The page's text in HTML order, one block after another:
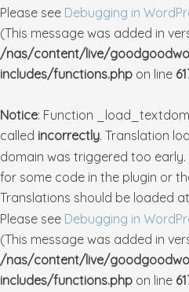
Please see Debugging in
(This message was added in
/nas/content/live/
includes/functions.php on line
Notice: Function
called incorrectly. Translation
domain was triggered too
for some code in the plugin or
Translations should be loaded
Please see Debugging in
(This message was added in
/nas/content/live/
includes/functions.php on line